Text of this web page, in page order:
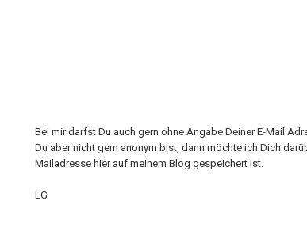
Bei mir darfst Du auch gern ohne Angabe Deiner E-Mail
Du aber nicht gern anonym bist, dann möchte ich Dich
Mailadresse hier auf meinem Blog gespeichert ist.
LG